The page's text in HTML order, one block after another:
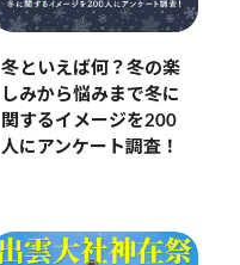
冬といえば何？冬の楽
しみから悩みまで冬に
関するイメージを200
人にアンケート調査！